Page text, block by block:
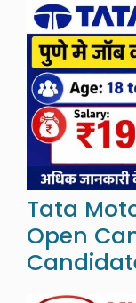
Tata
Open